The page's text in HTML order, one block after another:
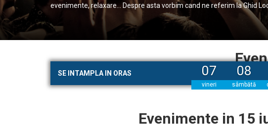
evenimente, relaxare... Despre asta vorbim cand ne referim la Ghid
SE INTAMPLA IN ORAS 07
vineri
08
sâmbătă
Evenimente in 15